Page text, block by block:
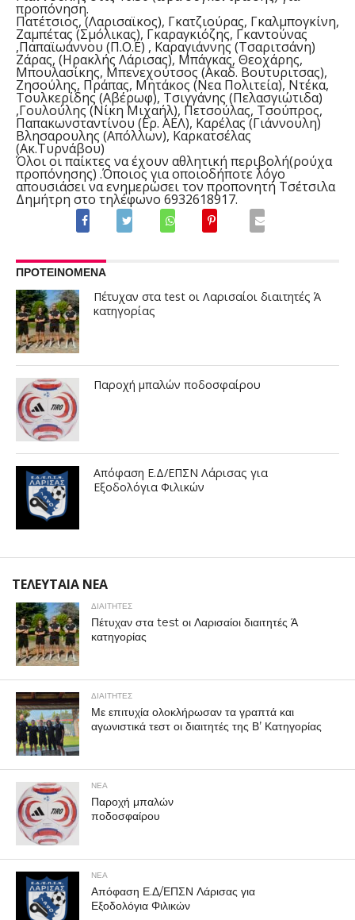
προπόνηση.
Πατέτσιος, (Λαρισαϊκος), Γκατζιούρας, Γκαλμπογκίνη,
Ζαμπέτας (Σμόλικας), Γκαραγκιόζης, Γκαντούνας
,Παπαϊωάννου (Π.Ο.Ε) , Καραγιάννης (Τσαριτσάνη)
Ζάρας, (Ηρακλής Λάρισας), Μπάγκας, Θεοχάρης,
Μπουλασίκης, Μπενεχούτσος (Ακαδ. Βουτυριτσας),
Ζησούλης, Πράπας, Μητάκος (Νεα Πολιτεία), Ντέκα,
Τουλκερίδης (Αβέρωφ), Τσιγγάνης (Πελασγιώτιδα)
,Γουλούλης (Νίκη Μιχαήλ), Πετσούλας, Τσούπρος,
Παπακωνσταντίνου (Ερ. ΑΕΛ), Καρέλας (Γιάννουλη)
Βλησαρουλης (Απόλλων), Καρκατσέλας
(Ακ.Τυρνάβου)
Όλοι οι παίκτες να έχουν αθλητική περιβολή(ρούχα
προπόνησης) .Όποιος για οποιοδήποτε λόγο
απουσιάσει να ενημερώσει τον προπονητή Τσέτσιλα
Δημήτρη στο τηλέφωνο 6932618917.
ΠΡΟΤΕΙΝΟΜΕΝΑ
Πέτυχαν στα test οι Λαρισαίοι διαιτητές Ά
κατηγορίας
Παροχή μπαλών ποδοσφαίρου
Απόφαση Ε.Δ/ΕΠΣΝ Λάρισας για
Εξοδολόγια Φιλικών
ΤΕΛΕΥΤΑΙΑ ΝΕΑ
ΔΙΑΙΤΗΤΕΣ
Πέτυχαν στα test οι Λαρισαίοι διαιτητές Ά
κατηγορίας
ΔΙΑΙΤΗΤΕΣ
Με επιτυχία ολοκλήρωσαν τα γραπτά και
αγωνιστικά τεστ οι διαιτητές της Β’ Κατηγορίας
ΝΕΑ
Παροχή μπαλών
ποδοσφαίρου
ΝΕΑ
Απόφαση Ε.Δ/ΕΠΣΝ Λάρισας για
Εξοδολόγια Φιλικών